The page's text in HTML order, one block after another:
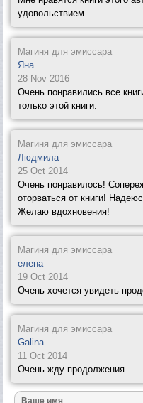
удовольствием.
Магиня для эмиссара
Яна
28 Nov 2016
Очень понравились все
только этой книги.
Магиня для эмиссара
Людмила
25 Oct 2014
Очень понравилось!
оторваться от книги!
Желаю вдохновения!
Магиня для эмиссара
елена
19 Oct 2014
Очень хочется увидеть
Магиня для эмиссара
Galina
11 Oct 2014
Очень жду продолжения